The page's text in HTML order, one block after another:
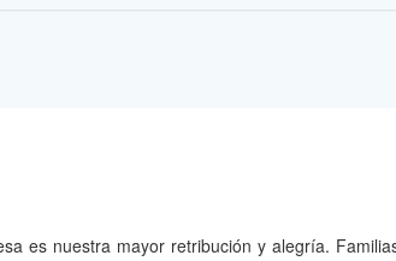
es nuestra mayor retribución y alegría.